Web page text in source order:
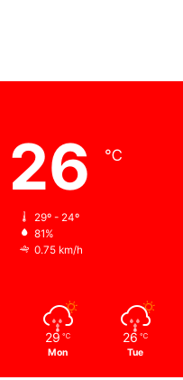
26 ℃
29º - 24º
81%
0.75 km/h
29 ℃
Mon
26 ℃
Tue